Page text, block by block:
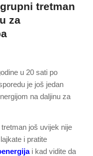
tretman
za
u 20 sati po
je još jedan
na daljinu za
još uvijek nije
i pratite
i kad vidite da